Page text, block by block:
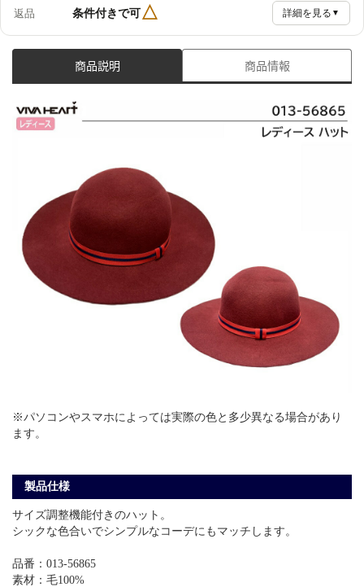
返品 条件付きで可△ 詳細を見る ▼
商品説明 商品情報
※パソコンやスマホによっては実際の色と多少異なる場合があり
ます。
製品仕様
サイズ調整機能付きのハット。
シックな色合いでシンプルなコーデにもマッチします。
品番：013-56865
素材：毛100%